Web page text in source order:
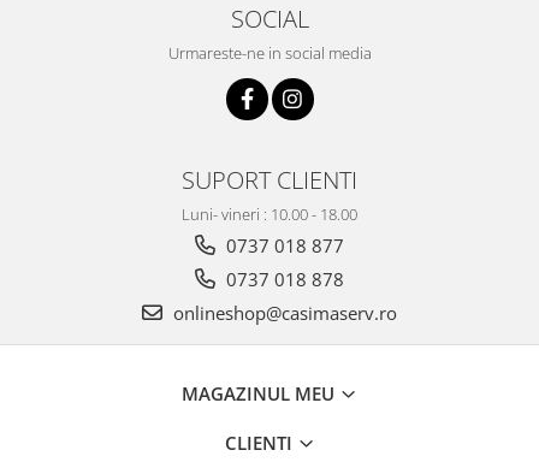
SOCIAL
Urmareste-ne in social media
SUPORT CLIENTI
Luni- vineri : 10.00 - 18.00
0737 018 877
0737 018 878
onlineshop@casimaserv.ro
MAGAZINUL MEU
CLIENTI